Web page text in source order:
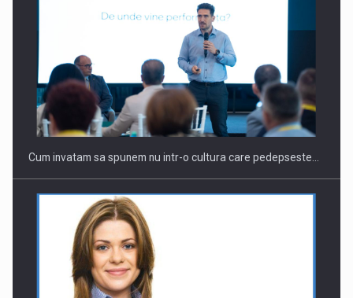
Webinar - Business Evolution-RETHINK STRATEGY-Finantare
Investitii Digitalizare
Cum invatam sa spunem nu intr-o cultura care pedepseste…